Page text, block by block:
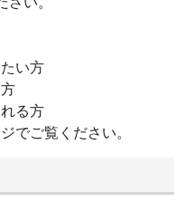
い方
る方
でご覧ください。